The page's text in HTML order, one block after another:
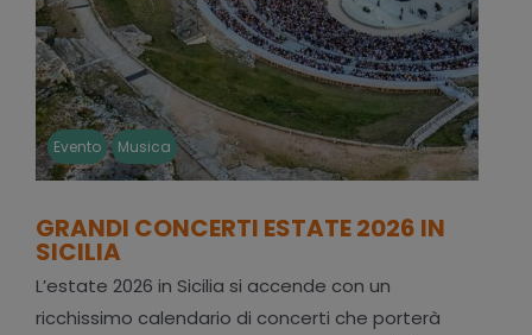
Evento Musica
GRANDI CONCERTI ESTATE 2026 IN
SICILIA
L’estate 2026 in Sicilia si accende con un
ricchissimo calendario di concerti che porterà